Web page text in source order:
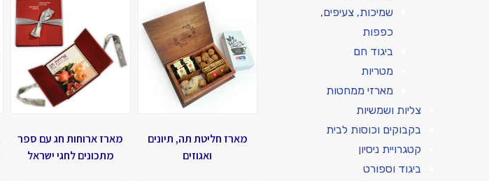
שמיכות, צעיפים,
כפפות
ביגוד חם
מטריות
מארזי ממחטות
צליות ושמשיות
בקבוקים וכוסות לבית
קטגרויית ניסיון
ביגוד וספורט
מארז חליטת תה, תיונים
ואגוזים
מארז ארוחות חג עם ספר
מתכונים לחגי ישראל